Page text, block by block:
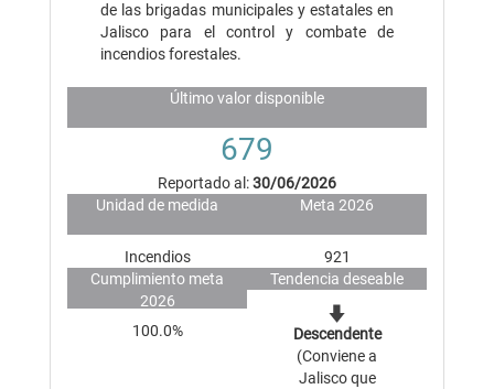
de las brigadas municipales y estatales en
Jalisco para el control y combate de
incendios forestales.
Último valor disponible
679
Reportado al:30/06/2026
Unidad de medida
Incendios
Meta 2026
921
Cumplimiento meta
2026
100.0%
Tendencia deseable
Descendente
(Conviene a
Jalisco que